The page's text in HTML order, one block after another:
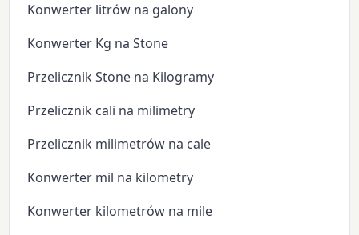
Konwerter litrów na galony
Konwerter Kg na Stone
Przelicznik Stone na Kilogramy
Przelicznik cali na milimetry
Przelicznik milimetrów na cale
Konwerter mil na kilometry
Konwerter kilometrów na mile